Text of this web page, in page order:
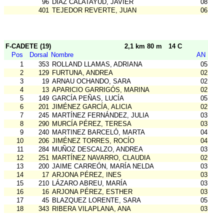
96 DÍAZ CALATAYUD, JAVIER 08
401 TEJEDOR REVERTE, JUAN 06
F-CADETE (19) 2,1 km 80 m
14 C
Pos
Dorsal Nombre AN
1
353 ROLLAND LLAMAS, ADRIANA 05
2
129 FURTUNA, ANDREA 02
3
19 ARNAU OCHANDO, SARA 02
4
13 APARICIO GARRIGÓS, MARINA 02
5
149 GARCÍA PEÑAS, LUCÍA 05
6
201 JIMÉNEZ GARCÍA, ALICIA 02
7
245 MARTÍNEZ FERNÁNDEZ, JULIA 03
8
290 MURCÍA PÉREZ, TERESA 03
9
240 MARTINEZ BARCELÓ, MARTA 04
10
206 JIMÉNEZ TORRES, ROCÍO 04
11
284 MUÑOZ DESCALZO, ANDREA 03
12
251 MARTÍNEZ NAVARRO, CLAUDIA 02
13
200 JAIME CARREÓN, MARÍA NELDA 03
14
17 ARJONA PÉREZ, INES 03
15
210 LÁZARO ABREU, MARÍA 03
16
16 ARJONA PÉREZ, ESTHER 03
17
45 BLAZQUEZ LORENTE, SARA 05
18
343 RIBERA VILAPLANA, ANA 03